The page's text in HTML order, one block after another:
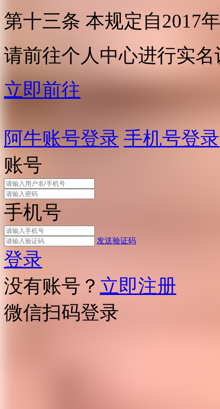
第十三条 本规定自2017
请前往个人中心进行实名
立即前往
阿牛账号登录 手机号登录
账号
手机号
发送验证码
登录
没有账号？ 立即注册
微信扫码登录